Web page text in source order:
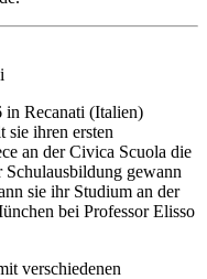
in Recanati (Italien)
sie ihren ersten
an der Civica Scuola die
gewann
sie ihr Studium an der
bei Professor Elisso
verschiedenen